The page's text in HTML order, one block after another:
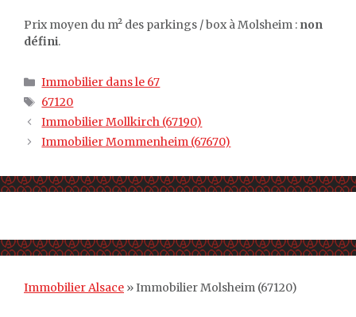
Prix moyen du m² des parkings / box à Molsheim : non
défini.
Catégories
Immobilier dans le 67
Étiquettes
67120
Immobilier Mollkirch (67190)
Immobilier Mommenheim (67670)
Immobilier Alsace »Immobilier Molsheim (67120)